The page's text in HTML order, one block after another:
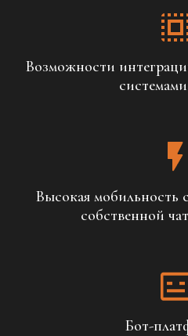
Возможности
Высокая мобильность
собственной
Бот-